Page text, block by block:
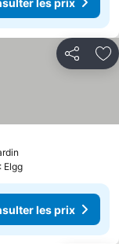
Partager
Elgg
les prix